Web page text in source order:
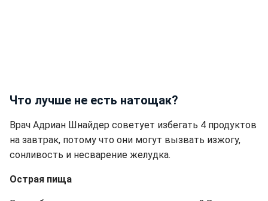
Что лучше не есть натощак?
Врач Адриан Шнайдер советует избегать 4 продуктов
на завтрак, потому что они могут вызвать изжогу,
сонливость и несварение желудка.
Острая пища